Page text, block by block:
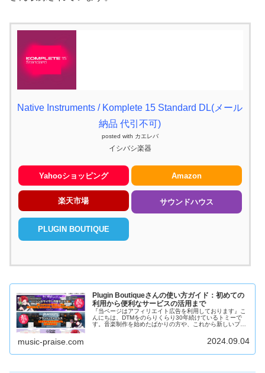
Native Instruments / Komplete 15 Standard DL(メール
納品 代引不可)
posted with カエレバ
イシバシ楽器
Yahooショッピング Amazon
楽天市場 サウンドハウス
PLUGIN BOUTIQUE
Plugin Boutiqueさんの使い方ガイド：初めての
利用から便利なサービスの活用まで
『当ページはアフィリエイト広告を利用しております』こ
んにちは、DTMをのらりくらり30年続けているトミーで
す。音楽制作を始めたばかりの方や、これから新しいプラ
music-praise.com 2024.09.04